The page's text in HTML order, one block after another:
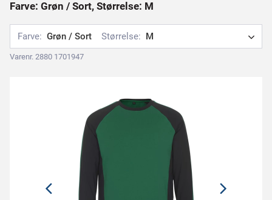
Farve: Grøn / Sort, Størrelse: M
Farve: Grøn / Sort Størrelse: M
Varenr. 2880 1701947